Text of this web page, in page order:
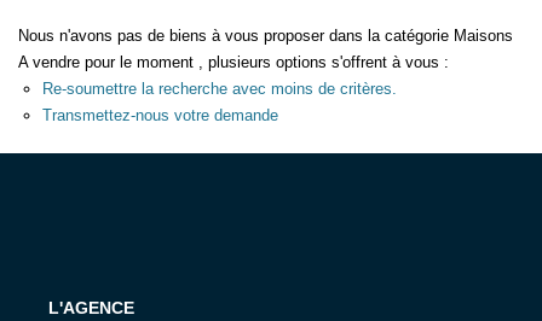
PROMOTION
Créer une alerte
Nous n'avons pas de biens à vous proposer dans la catégorie Maisons
A vendre pour le moment , plusieurs options s'offrent à vous :
Re-soumettre la recherche avec moins de critères.
Transmettez-nous votre demande
L'AGENCE